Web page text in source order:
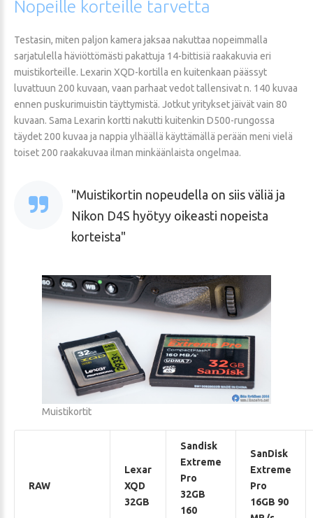
Nopeille korteille tarvetta
Testasin, miten paljon kamera jaksaa nakuttaa nopeimmalla
sarjatulella häviöttömästi pakattuja 14-bittisiä raakakuvia eri
muistikorteille. Lexarin XQD-kortilla en kuitenkaan päässyt
luvattuun 200 kuvaan, vaan parhaat vedot tallensivat n. 140 kuvaa
ennen puskurimuistin täyttymistä. Jotkut yritykset jäivät vain 80
kuvaan. Sama Lexarin kortti nakutti kuitenkin D500-rungossa
täydet 200 kuvaa ja nappia ylhäällä käyttämällä perään meni vielä
toiset 200 raakakuvaa ilman minkäänlaista ongelmaa.
Muistikortin nopeudella on siis väliä ja
Nikon D4S hyötyy oikeasti nopeista
korteista
Muistikortit
RAW
Lexar
XQD
32GB
Sandisk
Extreme
Pro
32GB
160
SanDisk
Extreme
Pro
16GB 90